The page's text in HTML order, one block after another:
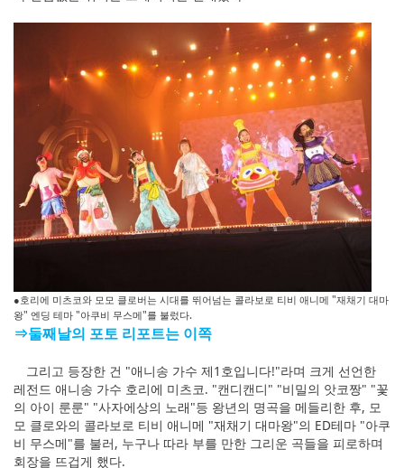
●호리에 미츠코와 모모 클로버는 시대를 뛰어넘는 콜라보로 티비 애니메 "재채기 대마
왕" 엔딩 테마 "아쿠비 무스메"를 불렀다.
⇒둘째날의 포토 리포트는 이쪽
그리고 등장한 건 "애니송 가수 제1호입니다!"라며 크게 선언한
레전드 애니송 가수 호리에 미츠코. "캔디캔디" "비밀의 앗코짱" "꽃
의 아이 룬룬" "사자에상의 노래"등 왕년의 명곡을 메들리한 후, 모
모 클로와의 콜라보로 티비 애니메 "재채기 대마왕"의 ED테마 "아쿠
비 무스메"를 불러, 누구나 따라 부를 만한 그리운 곡들을 피로하며
회장을 뜨겁게 했다.